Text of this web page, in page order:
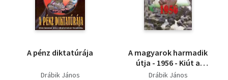
A pénz diktatúrája
Drábik János
A magyarok harmadik
útja - 1956 - Kiút a
kommunizmus és a
Drábik János